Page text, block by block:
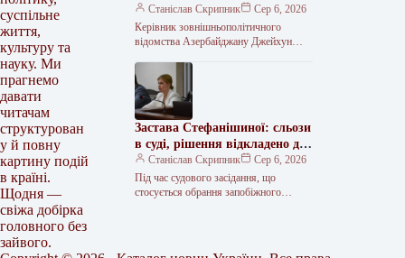
суспільне
життя,
культуру та
науку. Ми
прагнемо
давати
читачам
структурован
у й повну
картину подій
в країні.
Щодня —
свіжа добірка
головного без
зайвого.
столиці України.
Станіслав Скрипник
Сер 6, 2026
Керівник зовнішньополітичного
відомства Азербайджану Джейхун
столиці в четвер, 6 серпня. Цю
інформацію в соціальній мережі Х…
Застава Стефанішиної: сльози
в суді, рішення відкладено до
завтра
Станіслав Скрипник
Сер 6, 2026
Під час судового засідання, що
стосується обрання запобіжного